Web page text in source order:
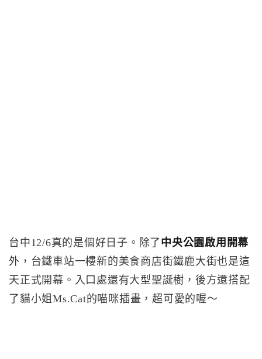
台中12/6真的是個好日子。除了 中央公園啟用開幕
外，台鐵車站一樓新的美食商店街鐵鹿大街也是這
天正式開幕。入口處還有大型聖誕樹，後方還搭配
了貓小姐Ms.Cat的喵咪插畫，超可愛的喔～